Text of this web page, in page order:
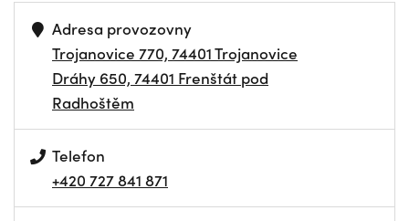
Adresa provozovny
Trojanovice 770, 74401 Trojanovice
Dráhy 650, 74401 Frenštát pod
Radhoštěm
Telefon
+420 727 841 871